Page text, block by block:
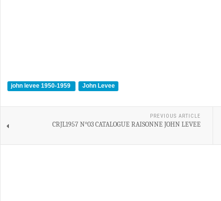
john levee 1950-1959 John Levee
PREVIOUS ARTICLE
CRJL1957 N°03 CATALOGUE RAISONNE JOHN LEVEE